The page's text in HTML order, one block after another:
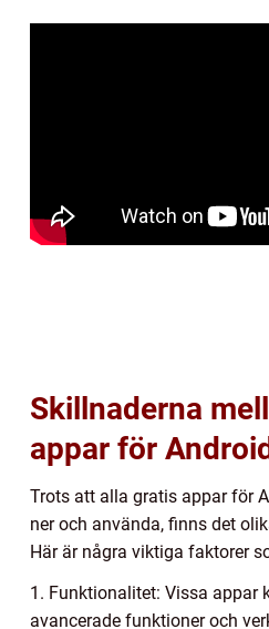
Skillnaderna
appar för
Trots att alla gratis appar för
ner och använda, finns det
Här är några viktiga faktorer
1. Funktionalitet: Vissa appar
avancerade funktioner och